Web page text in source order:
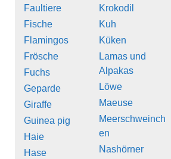
Faultiere
Fische
Flamingos
Frösche
Fuchs
Geparde
Giraffe
Guinea pig
Haie
Hase
Krokodil
Kuh
Küken
Lamas und
Alpakas
Löwe
Maeuse
Meerschweinch
en
Nashörner